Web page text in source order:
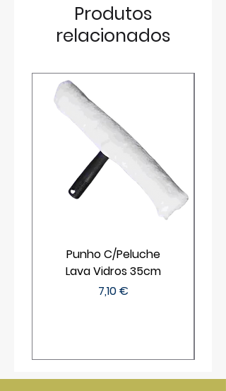
Produtos
relacionados
Punho C/Peluche
Lava Vidros 35cm
Preço
7,10 €